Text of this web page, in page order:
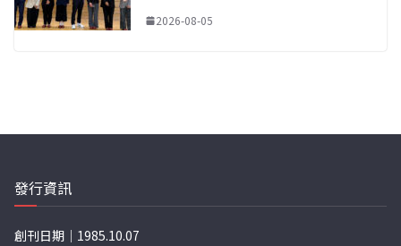
2026-08-05
發行資訊
創刊日期｜1985.10.07